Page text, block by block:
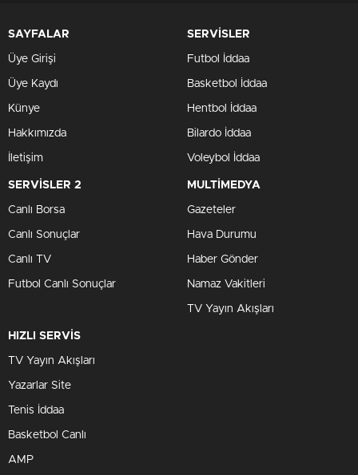
SAYFALAR
Üye Girişi
Üye Kaydı
Künye
Hakkımızda
İletişim
SERVİSLER
Futbol İddaa
Basketbol İddaa
Hentbol İddaa
Bilardo İddaa
Voleybol İddaa
SERVİSLER 2
Canlı Borsa
Canlı Sonuçlar
Canlı TV
Futbol Canlı Sonuçlar
MULTİMEDYA
Gazeteler
Hava Durumu
Haber Gönder
Namaz Vakitleri
TV Yayın Akışları
HIZLI SERVİS
TV Yayın Akışları
Yazarlar Site
Tenis İddaa
Basketbol Canlı
AMP